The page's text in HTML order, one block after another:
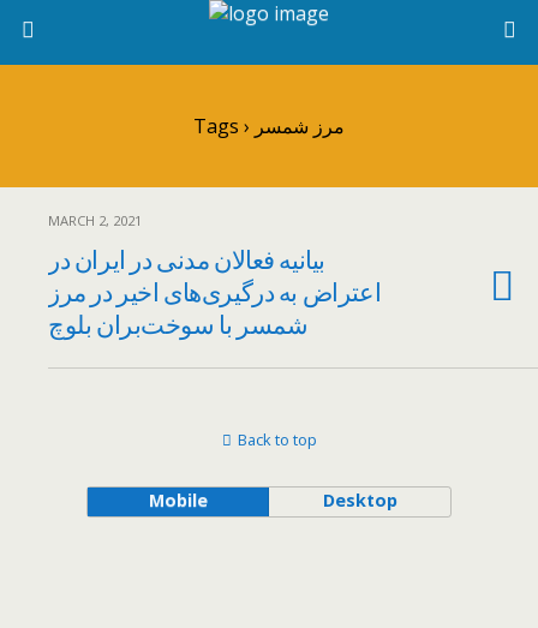
Tags › مرز شمسر
MARCH 2, 2021
بیانیه فعالان مدنی در ایران در
اعتراض به درگیری‌های اخیر در مرز
شمسر با سوخت‌بران بلوچ
Back to top
Mobile Desktop